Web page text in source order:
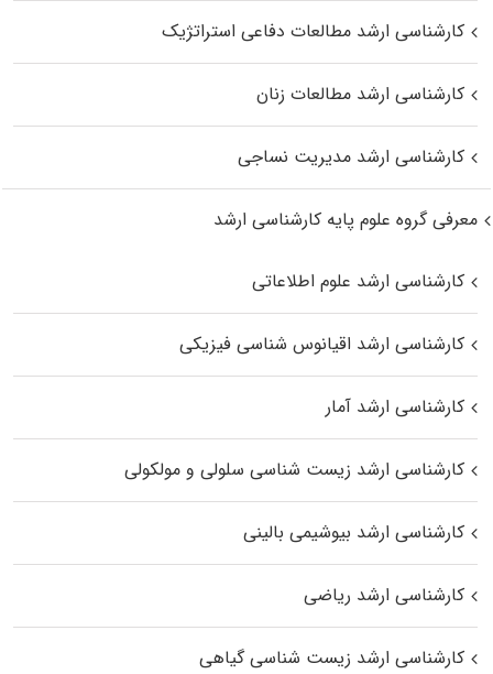
کارشناسی ارشد مطالعات دفاعی استراتژیک
کارشناسی ارشد مطالعات زنان
کارشناسی ارشد مدیریت نساجی
معرفی گروه علوم پایه کارشناسی ارشد
کارشناسی ارشد علوم اطلاعاتی
کارشناسی ارشد اقیانوس‌ شناسی فیزیکی
کارشناسی ارشد آمار
کارشناسی ارشد زیست شناسی سلولی و مولکولی
کارشناسی ارشد بیوشیمی بالینی
کارشناسی ارشد ریاضی
کارشناسی ارشد زیست‌ شناسی گیاهی